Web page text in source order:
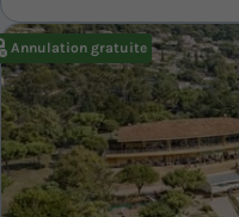
Annulation gratuite